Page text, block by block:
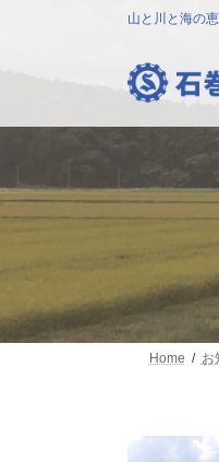
へ
ッ
プ
ョ
移
動
山と川と海の
Home お